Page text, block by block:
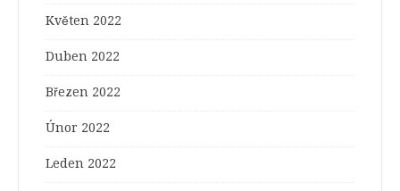
Květen 2022
Duben 2022
Březen 2022
Únor 2022
Leden 2022